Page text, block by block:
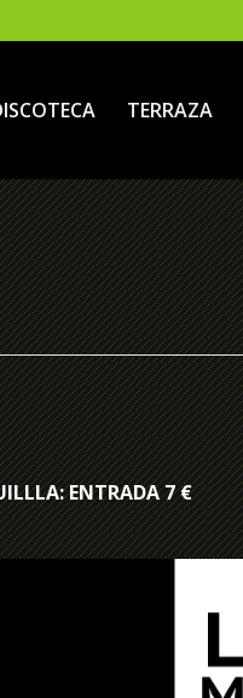
TERRAZA
ENTRADA 7 €